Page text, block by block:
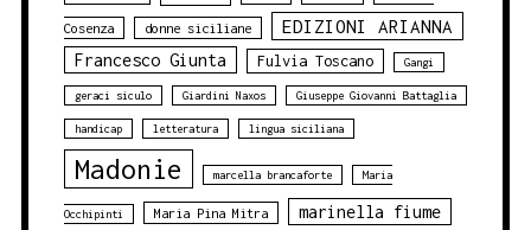
Cosenza donne siciliane EDIZIONI ARIANNA
Francesco Giunta Fulvia Toscano Gangi
geraci siculo Giardini Naxos Giuseppe Giovanni Battaglia
handicap letteratura lingua siciliana
Madonie marcella brancaforte Maria
Occhipinti Maria Pina Mitra marinella fiume